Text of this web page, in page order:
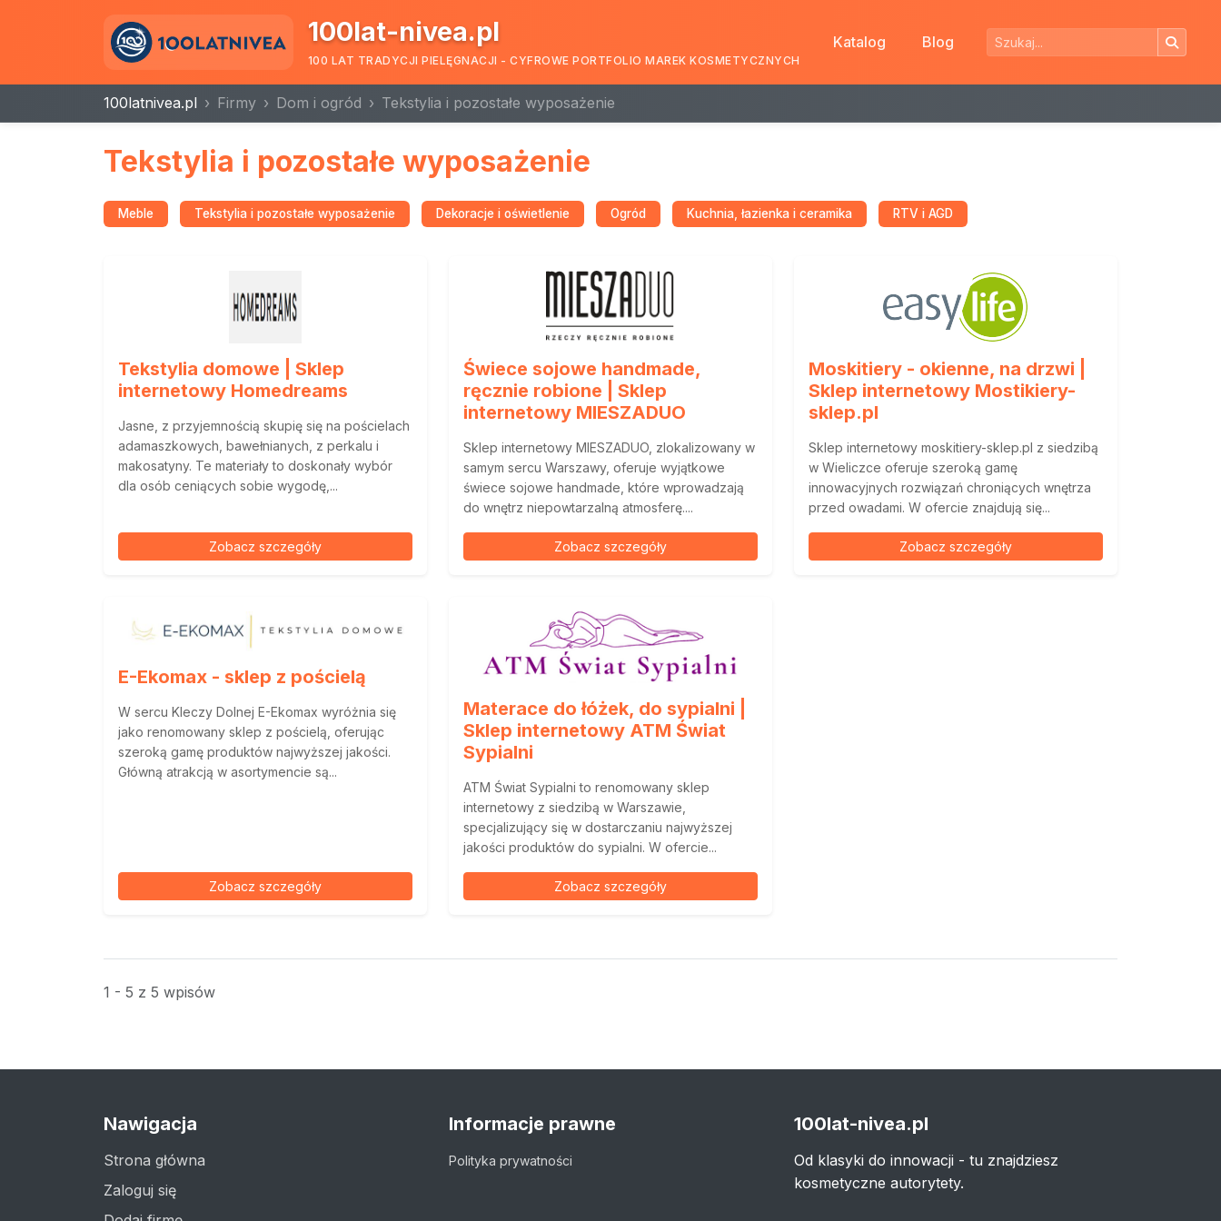
100lat-nivea.pl
100 LAT TRADYCJI PIELĘGNACJI - CYFROWE PORTFOLIO MAREK KOSMETYCZNYCH
Katalog Blog
100latnivea.pl Firmy Dom i ogród Tekstylia i pozostałe wyposażenie
Tekstylia i pozostałe wyposażenie
Meble Tekstylia i pozostałe wyposażenie Dekoracje i oświetlenie Ogród Kuchnia, łazienka i ceramika RTV i AGD
Tekstylia domowe | Sklep
internetowy Homedreams
Jasne, z przyjemnością skupię się na pościelach
adamaszkowych, bawełnianych, z perkalu i
makosatyny. Te materiały to doskonały wybór
dla osób ceniących sobie wygodę,...
Zobacz szczegóły
Świece sojowe handmade,
ręcznie robione | Sklep
internetowy MIESZADUO
Sklep internetowy MIESZADUO, zlokalizowany w
samym sercu Warszawy, oferuje wyjątkowe
świece sojowe handmade, które wprowadzają
do wnętrz niepowtarzalną atmosferę....
Zobacz szczegóły
Moskitiery - okienne, na drzwi |
Sklep internetowy Mostikiery-
sklep.pl
Sklep internetowy moskitiery-sklep.pl z siedzibą
w Wieliczce oferuje szeroką gamę
innowacyjnych rozwiązań chroniących wnętrza
przed owadami. W ofercie znajdują się...
Zobacz szczegóły
E-Ekomax - sklep z pościelą
W sercu Kleczy Dolnej E-Ekomax wyróżnia się
jako renomowany sklep z pościelą, oferując
szeroką gamę produktów najwyższej jakości.
Główną atrakcją w asortymencie są...
Zobacz szczegóły
Materace do łóżek, do sypialni |
Sklep internetowy ATM Świat
Sypialni
ATM Świat Sypialni to renomowany sklep
internetowy z siedzibą w Warszawie,
specjalizujący się w dostarczaniu najwyższej
jakości produktów do sypialni. W ofercie...
Zobacz szczegóły
1 - 5 z 5 wpisów
Nawigacja
Strona główna
Zaloguj się
Informacje prawne
Polityka prywatności
100lat-nivea.pl
Od klasyki do innowacji - tu znajdziesz
kosmetyczne autorytety.